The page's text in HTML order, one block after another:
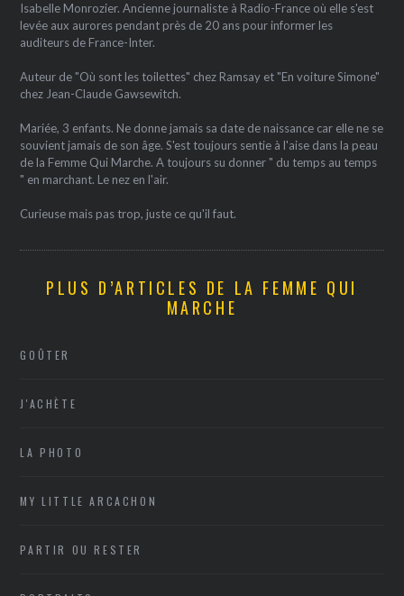
Isabelle Monrozier. Ancienne journaliste à Radio-France où elle s'est
levée aux aurores pendant près de 20 ans pour informer les
auditeurs de France-Inter.
Auteur de "Où sont les toilettes" chez Ramsay et "En voiture Simone"
chez Jean-Claude Gawsewitch.
Mariée, 3 enfants. Ne donne jamais sa date de naissance car elle ne se
souvient jamais de son âge. S'est toujours sentie à l'aise dans la peau
de la Femme Qui Marche. A toujours su donner " du temps au temps
" en marchant. Le nez en l'air.
Curieuse mais pas trop, juste ce qu'il faut.
PLUS D’ARTICLES DE LA FEMME QUI
MARCHE
GOÛTER
J'ACHÈTE
LA PHOTO
MY LITTLE ARCACHON
PARTIR OU RESTER